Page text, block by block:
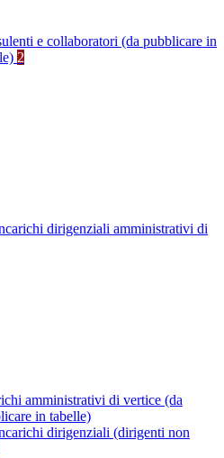
e collaboratori (da pubblicare in
2
dirigenziali amministrativi di
amministrativi di vertice (da
in tabelle)
dirigenziali (dirigenti non